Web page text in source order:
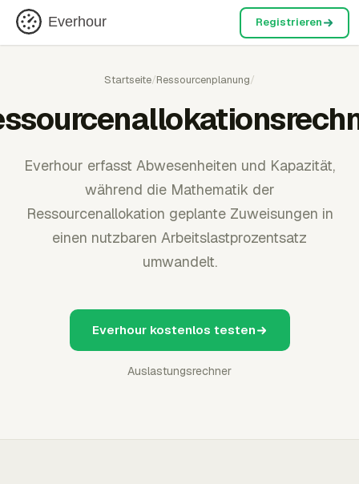
Everhour Registrieren
Startseite/Ressourcenplanung/
Everhour erfasst Abwesenheiten und Kapazität,
während die Mathematik der
Ressourcenallokation geplante Zuweisungen in
einen nutzbaren Arbeitslastprozentsatz
umwandelt.
Everhour kostenlos testen
Auslastungsrechner